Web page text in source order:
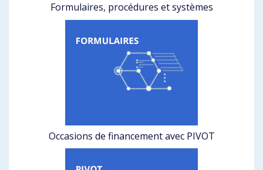
Formulaires, procédures et systèmes
Occasions de financement avec PIVOT